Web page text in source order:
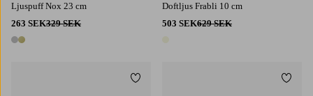
Ljuspuff Nox 23 cm
263 SEK329 SEK
2 färger
Doftljus Frabli 10 cm
503 SEK629 SEK
Lägg till i favoriter